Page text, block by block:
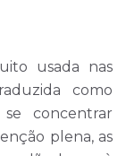
usada nas
como
concentrar
plena, as